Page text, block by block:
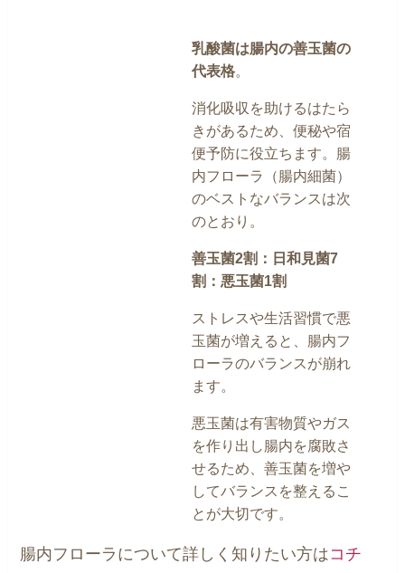
乳酸菌は腸内の善玉菌の
代表格。
消化吸収を助けるはたら
きがあるため、便秘や宿
便予防に役立ちます。腸
内フローラ（腸内細菌）
のベストなバランスは次
のとおり。
善玉菌2割：日和見菌7
割：悪玉菌1割
ストレスや生活習慣で悪
玉菌が増えると、腸内フ
ローラのバランスが崩れ
ます。
悪玉菌は有害物質やガス
を作り出し腸内を腐敗さ
せるため、善玉菌を増や
してバランスを整えるこ
とが大切です。
腸内フローラについて詳しく知りたい方はコチ